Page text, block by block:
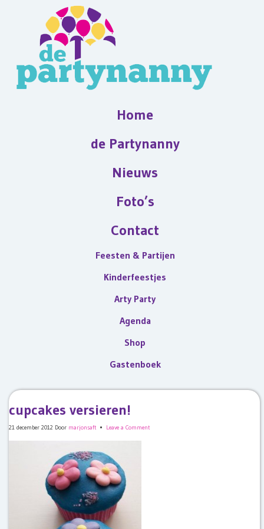
Home
de Partynanny
Nieuws
Foto’s
Contact
Feesten & Partijen
Kinderfeestjes
Arty Party
Agenda
Shop
Gastenboek
cupcakes versieren!
21 december 2012 Door marjonsaft Leave a Comment